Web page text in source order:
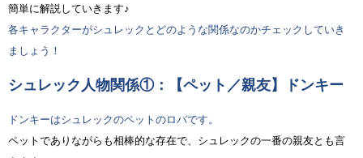
簡単に解説していきます♪
各キャラクターがシュレックとどのような関係なのかチェックしていき
ましょう！
シュレック人物関係①：【ペット／親友】ドンキー
ドンキーはシュレックのペットのロバです。
ペットでありながらも相棒的な存在で、シュレックの一番の親友とも言